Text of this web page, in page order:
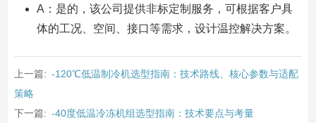
A：是的，该公司提供非标定制服务，可根据客户具
体的工况、空间、接口等需求，设计温控解决方案。
上一篇: -120℃低温制冷机选型指南：技术路线、核心参数与适配
策略
下一篇: -40度低温冷冻机组选型指南：技术要点与考量